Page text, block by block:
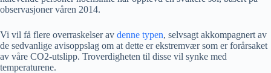
observasjoner våren 2014.
Vi vil få flere overraskelser av denne typen, selvsagt akkompagnert av
de sedvanlige avisoppslag om at dette er ekstremvær som er forårsaket
av våre CO2-utslipp. Troverdigheten til disse vil synke med
temperaturene.